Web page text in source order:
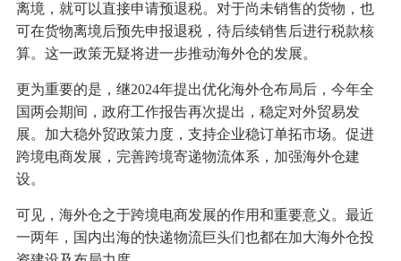
离境，就可以直接申请预退税。对于尚未销售的货物，也
可在货物离境后预先申报退税，待后续销售后进行税款核
算。这一政策无疑将进一步推动海外仓的发展。
更为重要的是，继2024年提出优化海外仓布局后，今年全
国两会期间，政府工作报告再次提出，稳定对外贸易发
展。加大稳外贸政策力度，支持企业稳订单拓市场。促进
跨境电商发展，完善跨境寄递物流体系，加强海外仓建
设。
可见，海外仓之于跨境电商发展的作用和重要意义。最近
一两年，国内出海的快递物流巨头们也都在加大海外仓投